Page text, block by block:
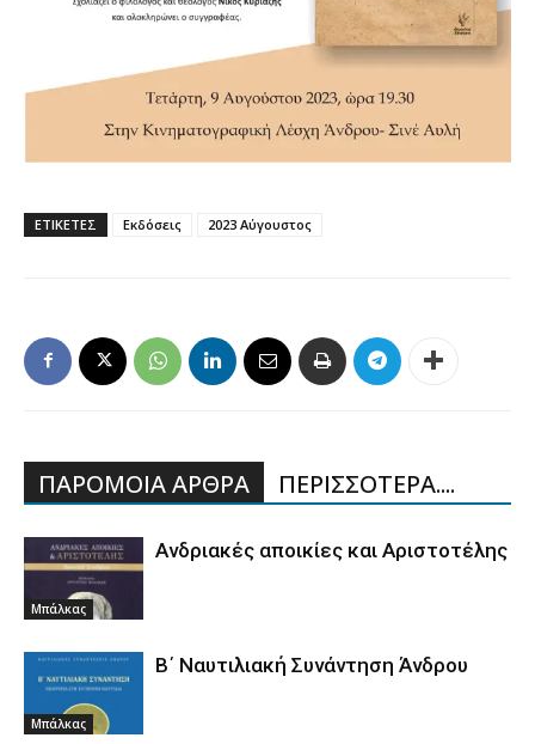
ΕΤΙΚΕΤΕΣ Εκδόσεις 2023 Αύγουστος
ΠΑΡΟΜΟΙΑ ΑΡΘΡΑ ΠΕΡΙΣΣΟΤΕΡΑ....
Μπάλκας
Ανδριακές αποικίες και Αριστοτέλης
Μπάλκας
Β΄ Ναυτιλιακή Συνάντηση Άνδρου